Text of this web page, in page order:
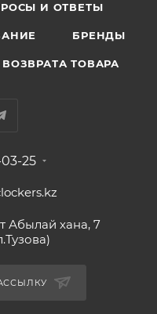
И ОТВЕТЫ
БРЕНДЫ
ТОВАРА
03-25
Абылай хана, 7